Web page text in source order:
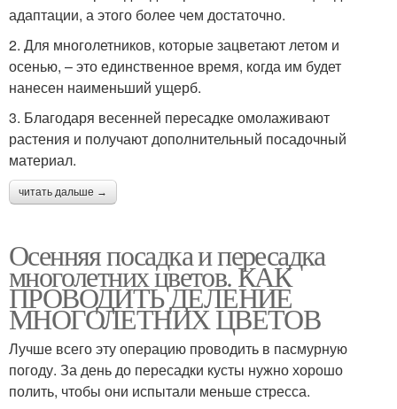
адаптации, а этого более чем достаточно.
2. Для многолетников, которые зацветают летом и
осенью, – это единственное время, когда им будет
нанесен наименьший ущерб.
3. Благодаря весенней пересадке омолаживают
растения и получают дополнительный посадочный
материал.
читать дальше →
Осенняя посадка и пересадка
многолетних цветов. КАК
ПРОВОДИТЬ ДЕЛЕНИЕ
МНОГОЛЕТНИХ ЦВЕТОВ
Лучше всего эту операцию проводить в пасмурную
погоду. За день до пересадки кусты нужно хорошо
полить, чтобы они испытали меньше стресса.